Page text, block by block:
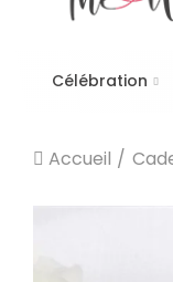
Célébration
Accueil